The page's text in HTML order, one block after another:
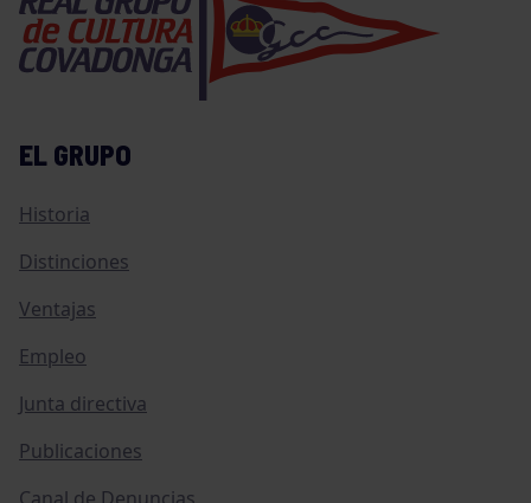
EL GRUPO
Historia
Distinciones
Ventajas
Empleo
Junta directiva
Publicaciones